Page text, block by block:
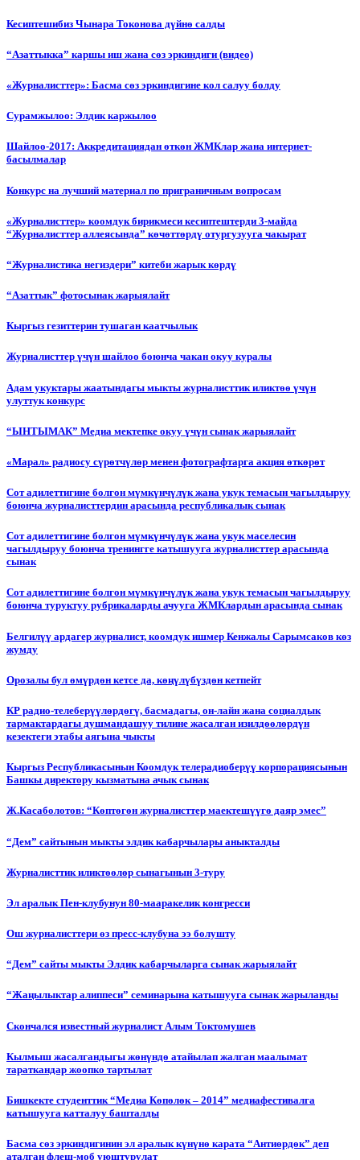
Кесиптешибиз Чынара Токонова дүйнө салды
“Азаттыкка” каршы иш жана сөз эркиндиги (видео)
«Журналисттер»: Басма сөз эркиндигине кол салуу болду
Сурамжылоо: Элдик каржылоо
Шайлоо-2017: Аккредитациядан өткөн ЖМКлар жана интернет-
басылмалар
Конкурс на лучший материал по приграничным вопросам
«Журналисттер» коомдук бирикмеси кесиптештерди 3-майда
“Журналисттер аллеясында” көчөттөрдү отургузууга чакырат
“Журналистика негиздери” китеби жарык көрдү
“Азаттык” фотосынак жарыялайт
Кыргыз гезиттерин тушаган каатчылык
Журналисттер үчүн шайлоо боюнча чакан окуу куралы
Адам укуктары жаатындагы мыкты журналисттик иликтөө үчүн
улуттук конкурс
“ЫНТЫМАК” Медиа мектепке окуу үчүн сынак жарыялайт
«Марал» радиосу сүрөтчүлөр менен фотографтарга акция өткөрөт
Сот адилеттигине болгон мүмкүнчүлүк жана укук темасын чагылдыруу
боюнча журналисттердин арасында республикалык сынак
Сот адилеттигине болгон мүмкүнчүлүк жана укук маселесин
чагылдыруу боюнча тренингге катышууга журналисттер арасында
сынак
Сот адилеттигине болгон мүмкүнчүлүк жана укук темасын чагылдыруу
боюнча туруктуу рубрикаларды ачууга ЖМКлардын арасында сынак
Белгилүү ардагер журналист, коомдук ишмер Кенжалы Сарымсаков көз
жумду
Орозалы бул өмүрдөн кетсе да, көңүлүбүздөн кетпейт
КР радио-телеберүүлөрдөгү, басмадагы, он-лайн жана социалдык
тармактардагы душмандашуу тилине жасалган изилдөөлөрдүн
кезектеги этабы аягына чыкты
Кыргыз Республикасынын Коомдук телерадиоберүү корпорациясынын
Башкы директору кызматына ачык сынак
Ж.Касаболотов: “Көптөгөн журналисттер маектешүүгө даяр эмес”
“Дем” сайтынын мыкты элдик кабарчылары аныкталды
Журналисттик иликтөөлөр сынагынын 3-туру
Эл аралык Пен-клубунун 80-мааракелик конгресси
Ош журналисттери өз пресс-клубуна ээ болушту
“Дем” сайты мыкты Элдик кабарчыларга сынак жарыялайт
“Жаңылыктар алиппеси” семинарына катышууга сынак жарыланды
Cкончался известный журналист Алым Токтомушев
Кылмыш жасалгандыгы жөнүндө атайылап жалган маалымат
тараткандар жоопко тартылат
Бишкекте студенттик “Медиа Көпөлөк – 2014” медиафестивалга
катышууга катталуу башталды
Басма сөз эркиндигинин эл аралык күнүнө карата “Антиөрдөк” деп
аталган флеш-моб уюштурулат